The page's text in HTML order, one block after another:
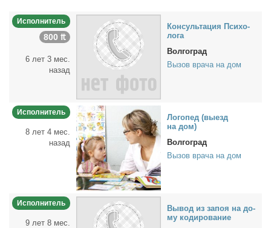
Исполнитель
800 ₶
6 лет 3 мес.
назад
Кон­суль­та­ция Пси­хо­
ло­га
Волгоград
Вызов врача на дом
Исполнитель
8 лет 4 мес.
назад
Ло­го­пед (вы­езд
на дом)
Волгоград
Вызов врача на дом
Исполнитель
9 лет 8 мес.
Вы­вод из за­поя на до­
му ко­ди­ро­ва­ние